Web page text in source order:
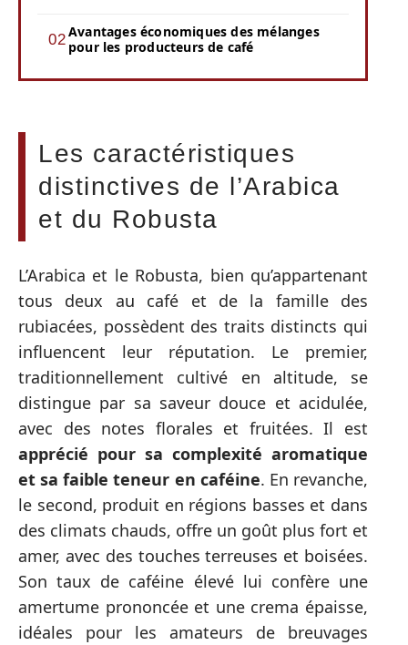
Avantages économiques des mélanges
pour les producteurs de café
Les caractéristiques
distinctives de l’Arabica
et du Robusta
L’Arabica et le Robusta, bien qu’appartenant
tous deux au café et de la famille des
rubiacées, possèdent des traits distincts qui
influencent leur réputation. Le premier,
traditionnellement cultivé en altitude, se
distingue par sa saveur douce et acidulée,
avec des notes florales et fruitées. Il est
apprécié pour sa complexité aromatique
et sa faible teneur en caféine. En revanche,
le second, produit en régions basses et dans
des climats chauds, offre un goût plus fort et
amer, avec des touches terreuses et boisées.
Son taux de caféine élevé lui confère une
amertume prononcée et une crema épaisse,
idéales pour les amateurs de breuvages